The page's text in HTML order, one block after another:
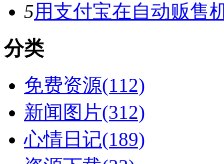
5用支付宝在自动贩售
分类
免费资源(112)
新闻图片(312)
心情日记(189)